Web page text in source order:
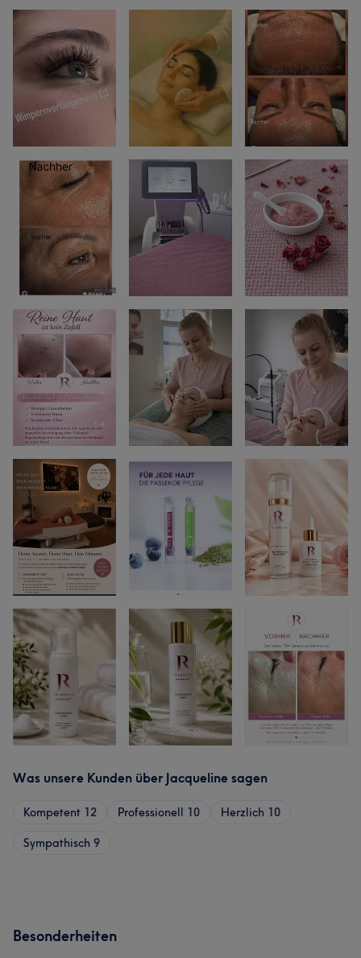
Was unsere Kunden über Jacqueline sagen
Kompetent 12 Professionell 10 Herzlich 10
Sympathisch 9
Besonderheiten